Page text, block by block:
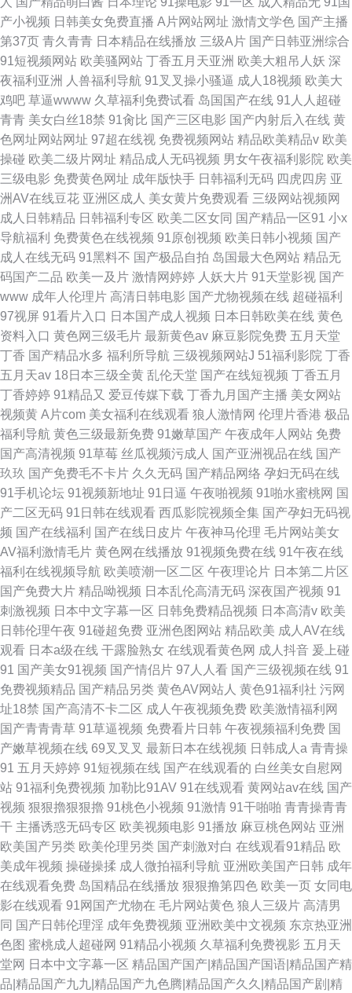
产小视频 日韩美女免费直播 A片网站网址 激情文学色 国产主播
第37页 青久青青 日本精品在线播放 三级A片 国产日韩亚洲综合
91短视频网站 欧美骚网站 丁香五月天亚洲 欧美大粗吊人妖 深
夜福利亚洲
人兽福利导航 91叉叉操小骚逼 成人18视频 欧美大
鸡吧 草逼wwww 久草福利免费试看 岛国国产在线 91人人超碰
青青 美女白丝18禁 91肏比 国产三区电影 国产内射后入在线 黄
色网址网站网址 97超在线视 免费视频网站 精品欧美精品v 欧美
操碰 欧美二级片网址 精品成人无码视频 男女午夜福利影院 欧美
三级电影 免费黄色网址 成年版快手 日韩福利无码 四虎四房 亚
洲AV在线豆花 亚洲区成人 美女黄片免费观看 三级网站视频网
成人日韩精品 日韩福利专区 欧美二区女同 国产精品一区91 小x
导航福利 免费黄色在线视频 91原创视频 欧美日韩小视频 国产
成人在线无码 91黑料不 国产极品自拍 岛国最大色网站 精品无
码国产二品 欧美一及片 激情网婷婷 人妖大片 91天堂影视 国产
www 成年人伦理片 高清日韩电影 国产尤物视频在线 超碰福利
97视屏 91看片入口 日本国产成人视频 日本日韩欧美在线 黄色
资料入口 黄色网三级毛片 最新黄色av 麻豆影院免费 五月天堂
丁香 国产精品水多 福利所导航 三级视频网站J 51福利影院 丁香
五月天av 18日本三级全黄 乱伦天堂 国产在线短视频 丁香五月
丁香婷婷 91精品又 爱豆传媒下载 丁香九月国产主播 美女网站
视频黄 A片com 美女福利在线观看 狼人激情网 伦理片香港 极品
福利导航 黄色三级最新免费 91嫩草国产 午夜成年人网站 免费
国产高清视频 91草莓 丝瓜视频污成人 国产亚洲视品在线 国产
玖玖 国产免费毛不卡片 久久无码 国产精品网络 孕妇无码在线
91手机论坛 91视频新地址 91日逼 午夜啪视频 91啪水蜜桃网 国
产二区无码 91日韩在线观看 西瓜影院视频全集 国产孕妇无码视
频 国产在线福利 国产在线日皮片 午夜神马伦理 毛片网站美女
AV福利激情毛片 黄色网在线播放 91视频免费在线 91午夜在线
福利在线视频导航 欧美喷潮一区二区 午夜理论片 日本第二片区
国产免费大片 精品呦视频 日本乱伦高清无码 深夜国产视频 91
刺激视频 日本中文字幕一区 日韩免费精品视频 日本高清v 欧美
日韩伦理午夜 91碰超免费 亚洲色图网站 精品欧美 成人AV在线
观看 日本a级在线 干露脸熟女 在线观看黄色网 成人抖音 爰上碰
91 国产美女91视频 国产情侣片 97人人看 国产三级视频在线 91
免费视频精品 国产精品另类 黄色AV网站人 黄色91福利社 污网
址18禁 国产高清不卡二区 成人午夜视频免费 欧美激情福利网
国产青青青草 91草逼视频 免费看片日韩 午夜视频福利免费 国
产嫩草视频在线 69叉叉叉 最新日本在线视频 日韩成人a 青青操
91 五月天婷婷 91短视频在线 国产在线观看的 白丝美女自慰网
站 91福利免费视频 加勒比91AV 91在线观看 黄网站av在线 国产
视频 狠狠擼狠狠擼 91桃色小视频 91激情 91干啪啪 青青操青青
干 主播诱惑无码专区 欧美视频电影 91播放 麻豆桃色网站 亚洲
欧美国产另类 欧美伦理另类 国产刺激对白 在线观看91精品 欧
美成年视频 操碰操揉 成人微拍福利导航 亚洲欧美国产日韩 成年
在线观看免费 岛国精品在线播放 狠狠撸第四色 欧美一页 女同电
影在线观看 91网国产尤物在 毛片网站黄色 狼人三级片 高清男
同 国产日韩伦理淫 成年免费视频 亚洲欧美中文视频 东京热亚洲
色图 蜜桃成人超碰网 91精品小视频 久草福利免费视影 五月天
堂网 日本中文字幕一区 精品国产国产|精品国产国语|精品国产精
品|精品国产九九|精品国产九色腾|精品国产久久|精品国产剧|精